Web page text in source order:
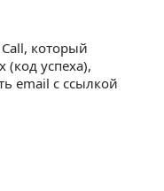
который
(код успеха),
email с ссылкой